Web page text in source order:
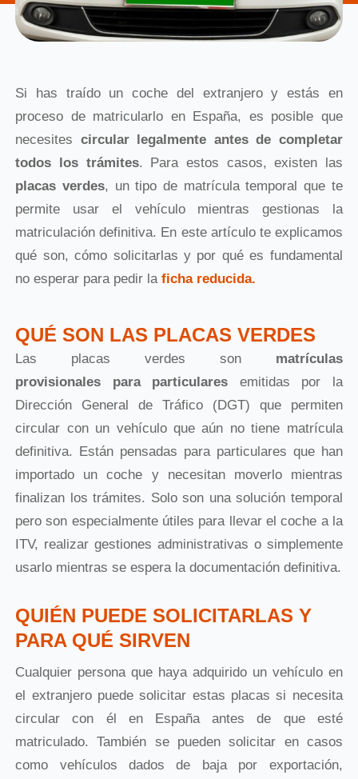
Si has traído un coche del extranjero y estás en
proceso de matricularlo en España, es posible que
necesites circular legalmente antes de completar
todos los trámites. Para estos casos, existen las
placas verdes, un tipo de matrícula temporal que te
permite usar el vehículo mientras gestionas la
matriculación definitiva. En este artículo te explicamos
qué son, cómo solicitarlas y por qué es fundamental
no esperar para pedir laficha reducida.
QUÉ SON LAS PLACAS VERDES
Las placas verdes son matrículas
provisionales
para particulares emitidas por la
Dirección General de Tráfico (DGT) que permiten
circular con un vehículo que aún no tiene matrícula
definitiva. Están pensadas para particulares que han
importado un coche y necesitan moverlo mientras
finalizan los trámites. Solo son una solución temporal
pero son especialmente útiles para llevar el coche a la
ITV, realizar gestiones administrativas o simplemente
usarlo mientras se espera la documentación definitiva.
QUIÉN PUEDE SOLICITARLAS Y
PARA QUÉ SIRVEN
Cualquier persona que haya adquirido un vehículo en
el extranjero puede solicitar estas placas si necesita
circular con él en España antes de que esté
matriculado. También se pueden solicitar en casos
como vehículos dados de baja por exportación,